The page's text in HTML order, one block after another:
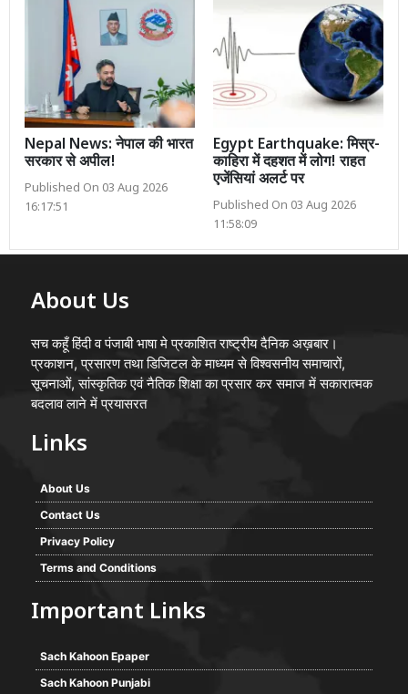
Nepal News: नेपाल की भारत
सरकार से अपील!
Published On 03 Aug 2026
16:17:51
Egypt Earthquake: मिस्र-
काहिरा में दहशत में लोग! राहत
एजेंसियां अलर्ट पर
Published On 03 Aug 2026
11:58:09
About Us
सच कहूँ हिंदी व पंजाबी भाषा मे प्रकाशित राष्ट्रीय दैनिक अख़बार।
प्रकाशन, प्रसारण तथा डिजिटल के माध्यम से विश्वसनीय समाचारों,
सूचनाओं, सांस्कृतिक एवं नैतिक शिक्षा का प्रसार कर समाज में सकारात्मक
बदलाव लाने में प्रयासरत
Links
About Us
Contact Us
Privacy Policy
Terms and Conditions
Important Links
Sach Kahoon Epaper
Sach Kahoon Punjabi